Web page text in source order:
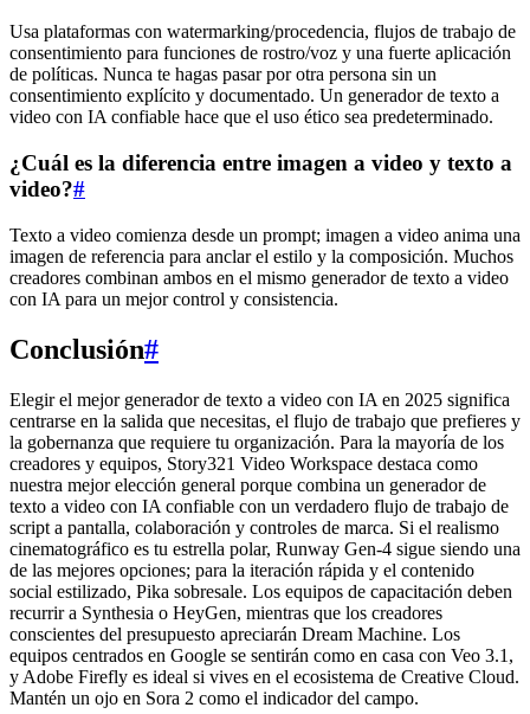
Usa plataformas con watermarking/procedencia, flujos de trabajo de
consentimiento para funciones de rostro/voz y una fuerte aplicación
de políticas. Nunca te hagas pasar por otra persona sin un
consentimiento explícito y documentado. Un generador de texto a
video con IA confiable hace que el uso ético sea predeterminado.
¿Cuál es la diferencia entre imagen a video y texto a
video?#
Texto a video comienza desde un prompt; imagen a video anima una
imagen de referencia para anclar el estilo y la composición. Muchos
creadores combinan ambos en el mismo generador de texto a video
con IA para un mejor control y consistencia.
Conclusión#
Elegir el mejor generador de texto a video con IA en 2025 significa
centrarse en la salida que necesitas, el flujo de trabajo que prefieres y
la gobernanza que requiere tu organización. Para la mayoría de los
creadores y equipos, Story321 Video Workspace destaca como
nuestra mejor elección general porque combina un generador de
texto a video con IA confiable con un verdadero flujo de trabajo de
script a pantalla, colaboración y controles de marca. Si el realismo
cinematográfico es tu estrella polar, Runway Gen‑4 sigue siendo una
de las mejores opciones; para la iteración rápida y el contenido
social estilizado, Pika sobresale. Los equipos de capacitación deben
recurrir a Synthesia o HeyGen, mientras que los creadores
conscientes del presupuesto apreciarán Dream Machine. Los
equipos centrados en Google se sentirán como en casa con Veo 3.1,
y Adobe Firefly es ideal si vives en el ecosistema de Creative Cloud.
Mantén un ojo en Sora 2 como el indicador del campo.